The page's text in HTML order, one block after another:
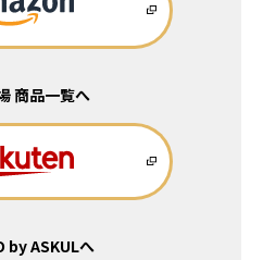
商品一覧へ
by ASKULへ